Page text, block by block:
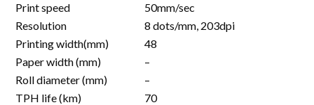
Print speed
50mm/sec
Resolution
8 dots/mm, 203dpi
Printing width(mm)
48
Paper width (mm)
–
Roll diameter (mm)
–
TPH life (km)
70